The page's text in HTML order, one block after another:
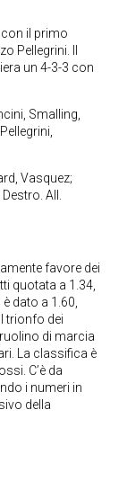
il primo
Pellegrini. Il
un 4-3-3 con
Smalling,
Vasquez;
All.
favore dei
quotata a 1.34,
è dato a 1.60,
trionfo dei
di marcia
La classifica è
C’è da
i numeri in
della